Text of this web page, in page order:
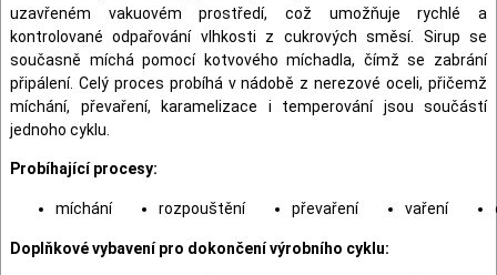
uzavřeném vakuovém prostředí, což umožňuje rychlé a
kontrolované odpařování vlhkosti z cukrových směsí. Sirup se
současně míchá pomocí kotvového míchadla, čímž se zabrání
připálení. Celý proces probíhá v nádobě z nerezové oceli, přičemž
míchání, převaření, karamelizace i temperování jsou součástí
jednoho cyklu.
Probíhající procesy:
míchání rozpouštění převaření vaření
Doplňkové vybavení pro dokončení výrobního cyklu: